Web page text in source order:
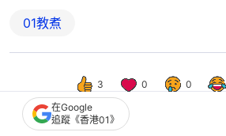
01教煮
3 0 0
在Google
追蹤《香港01》